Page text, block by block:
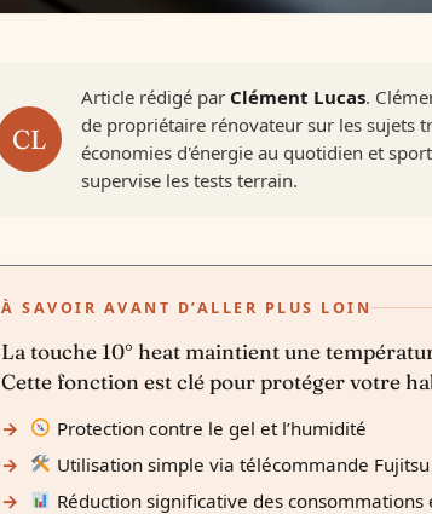
Article rédigé par Clément Lucas.
de propriétaire rénovateur sur les sujets
économies d'énergie au quotidien et
supervise les tests terrain.
À SAVOIR AVANT D’ALLER PLUS LOIN
La touche 10° heat maintient une
Cette fonction est clé pour protéger votre
Protection contre le gel et l’humidité
Utilisation simple via télécommande Fujitsu
Réduction significative des consommations